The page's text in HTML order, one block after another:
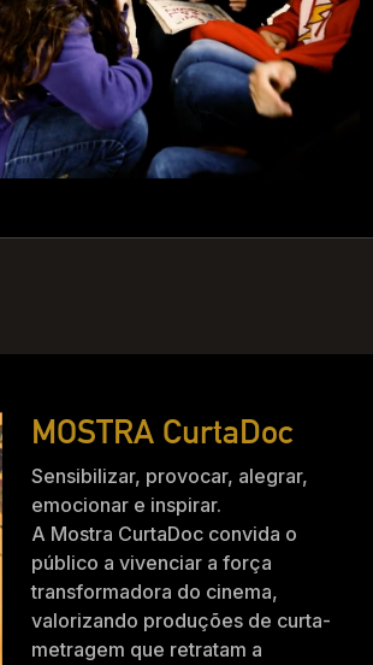
MOSTRA CurtaDoc
Sensibilizar, provocar, alegrar,
emocionar e inspirar.
A Mostra CurtaDoc convida o
público a vivenciar a força
transformadora do cinema,
valorizando produções de curta-
metragem que retratam a